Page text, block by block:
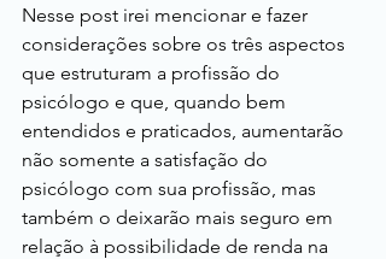
Nesse post irei mencionar e fazer
considerações sobre os três aspectos
que estruturam a profissão do
psicólogo e que, quando bem
entendidos e praticados, aumentarão
não somente a satisfação do
psicólogo com sua profissão, mas
também o deixarão mais seguro em
relação à possibilidade de renda na